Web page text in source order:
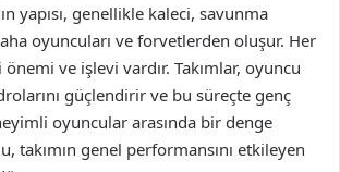
yapısı, genellikle kaleci, savunma
oyuncuları ve forvetlerden oluşur. Her
ve işlevi vardır. Takımlar, oyuncu
güçlendirir ve bu süreçte genç
oyuncular arasında bir denge
takımın genel performansını etkileyen